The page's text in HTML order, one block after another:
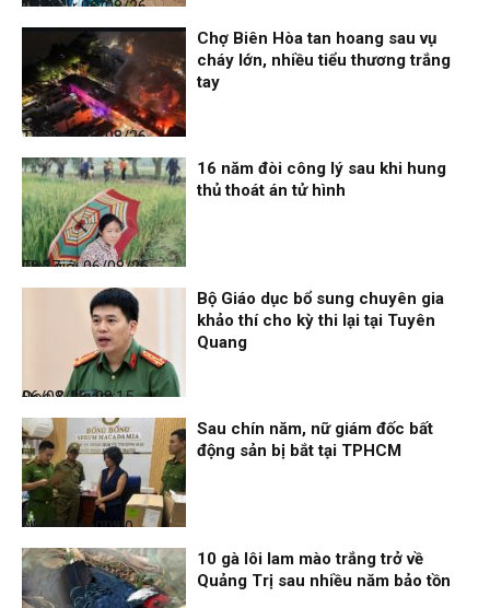
Thời sự
06/08/26, 12:33
Thời sự
06/08/26, 12:30
Chợ Biên Hòa tan hoang sau vụ
cháy lớn, nhiều tiểu thương trắng
tay
Thế giới
06/08/26, 08:27
16 năm đòi công lý sau khi hung
thủ thoát án tử hình
Đọc & Ngẫm
06/08/26, 08:15
Bộ Giáo dục bổ sung chuyên gia
khảo thí cho kỳ thi lại tại Tuyên
Quang
Nhịp sống 24h
06/08/26, 00:00
Sau chín năm, nữ giám đốc bất
động sản bị bắt tại TPHCM
10 gà lôi lam mào trắng trở về
Quảng Trị sau nhiều năm bảo tồn